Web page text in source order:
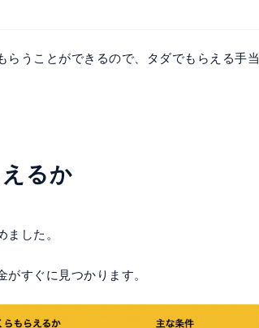
うことができるので、タダでもらえる手当
るか
した。
すぐに見つかります。